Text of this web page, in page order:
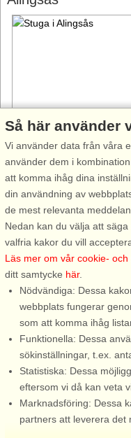
Stugnr: 64531
Alingsås
5 personer, 70 m²
1,4 km till sjö/hav:.
Charmigt och centralt
sommarens äventyr
trivsamma lägenhet på
ett perfekt
Så här använder
Vi använder data från våra
använder dem i
att komma ihåg dina
din användning av
de mest relevanta
Nedan kan du välja att
valfria kakor du vill
Läs mer om vår cookie- och
ditt samtycke här.
Nödvändiga: Dessa
webbplats fungerar
som att komma ihåg
Funktionella: Dessa
sökinställningar, t.ex.
Statistiska: Dessa
eftersom vi då kan veta
Marknadsföring: Dessa
partners att leverera det